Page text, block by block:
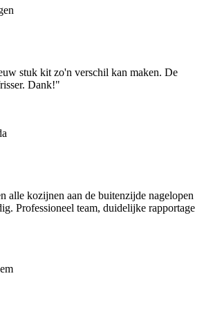
stuk kit zo'n verschil kan maken. De
Dank!"
alle kozijnen aan de buitenzijde nagelopen
Professioneel team, duidelijke rapportage